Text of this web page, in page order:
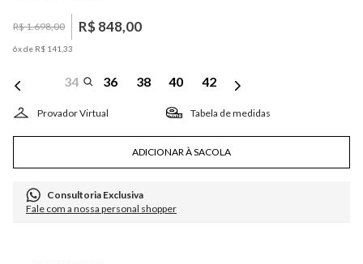
R$1.698,00 R$848,00
6x de R$ 141 33
34 36 38 40 42
Tabela de medidas
ADICIONAR À SACOLA
Consultoria Exclusiva
Fale com a nossa personal shopper